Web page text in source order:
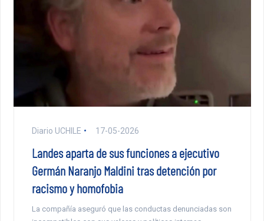
Diario UCHILE 17-05-2026
Landes aparta de sus funciones a ejecutivo
Germán Naranjo Maldini tras detención por
racismo y homofobia
La compañía aseguró que las conductas denunciadas son